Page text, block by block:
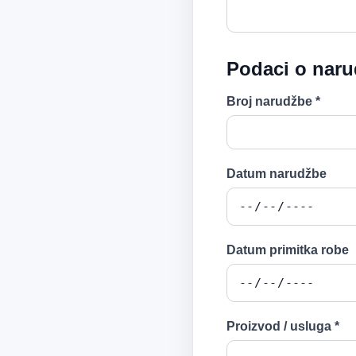
Podaci o
Broj narudžbe *
Datum narudžbe
Datum primitka robe
Proizvod / usluga *